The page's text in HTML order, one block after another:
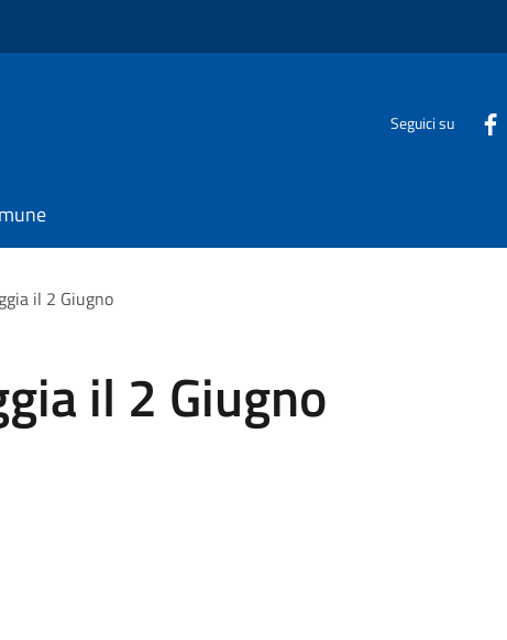
Seguici su
il 2 Giugno
il 2 Giugno